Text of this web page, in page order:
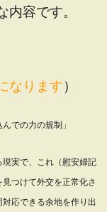
容です。
なります）
での力の規制」
実で、これ（慰安婦記
つけて外交を正常化さ
応できる余地を作り出